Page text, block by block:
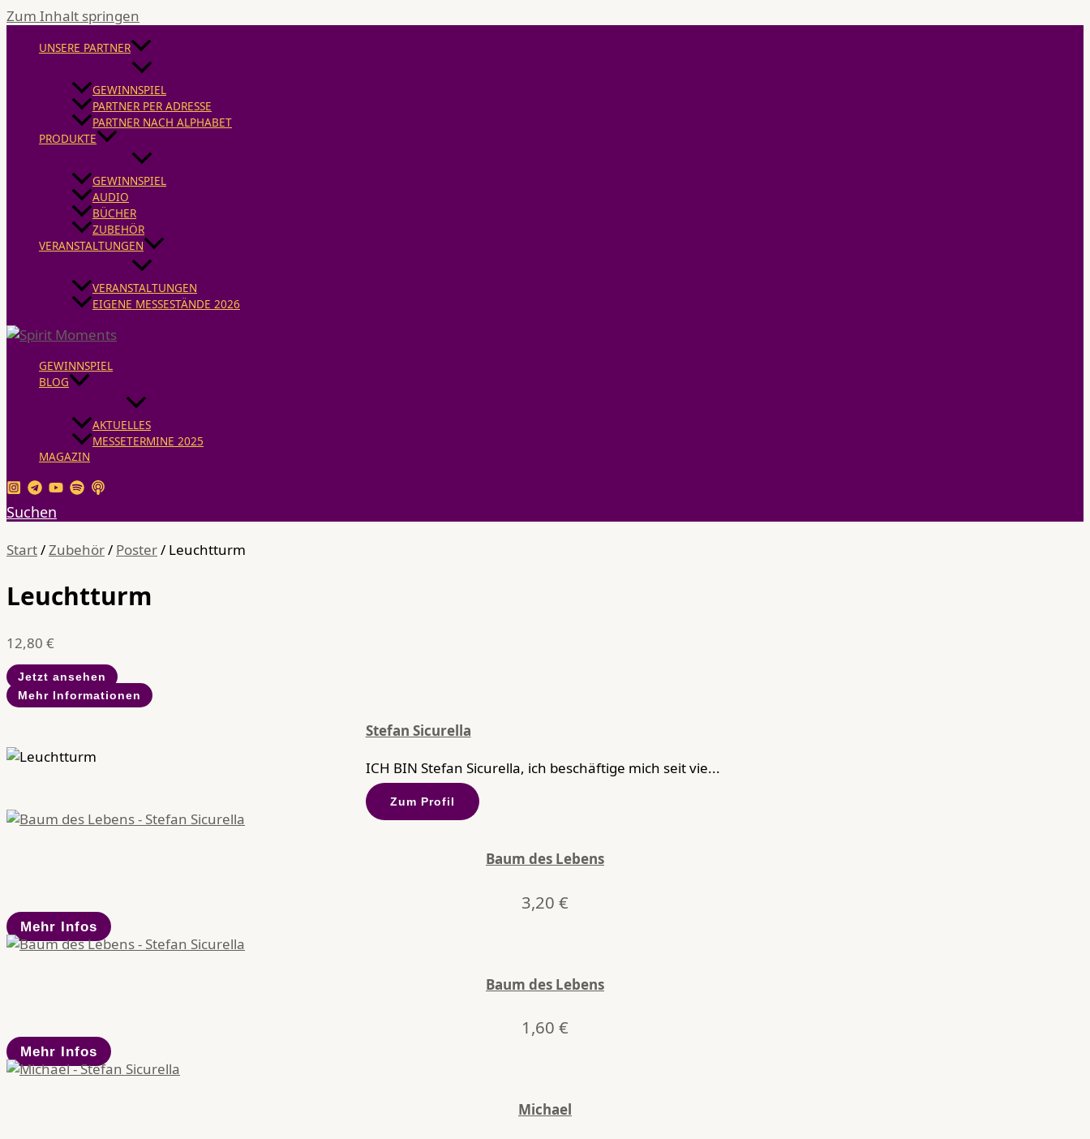
Zum Inhalt springen
UNSERE PARTNER
GEWINNSPIEL
PARTNER PER ADRESSE
PARTNER NACH ALPHABET
PRODUKTE
GEWINNSPIEL
AUDIO
BÜCHER
ZUBEHÖR
VERANSTALTUNGEN
VERANSTALTUNGEN
EIGENE MESSESTÄNDE 2026
GEWINNSPIEL
BLOG
AKTUELLES
MESSETERMINE 2025
MAGAZIN
Suchen
Start/Zubehör/ Poster/ Leuchtturm
Leuchtturm
12,80 €
Jetzt ansehen
Mehr Informationen
Stefan Sicurella
ICH BIN Stefan Sicurella, ich beschäftige mich seit vie...
Zum Profil
Baum des Lebens
3,20 €
Mehr Infos
Baum des Lebens
1,60 €
Mehr Infos
Michael